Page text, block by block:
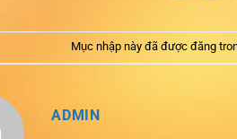
Mục nhập này đã được đăng
ADMIN